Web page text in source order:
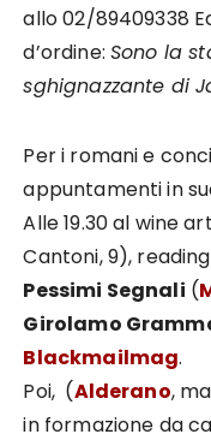
allo 02/89409338
d’ordine: Sono la
sghignazzante di
Per i romani e
appuntamenti in
Alle 19.30 al wine art
Cantoni, 9),
Pessimi Segnali (
Girolamo
Blackmailmag.
Poi, (Alderano,
in formazione da